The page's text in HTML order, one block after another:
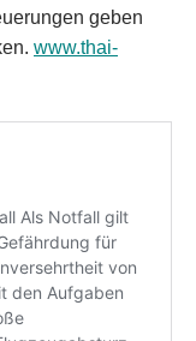
geben
www.thai-